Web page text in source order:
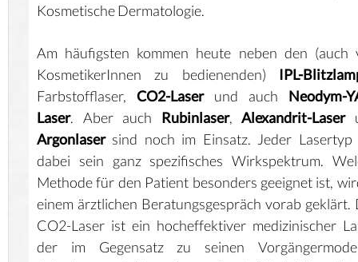
Kosmetische Dermatologie.
Am häufigsten kommen heute neben den (auch
KosmetikerInnen zu bedienenden) IPL-
Farbstofflaser, CO2-Laserund auch Neodym-
Laser. Aber auch Rubinlaser,Alexandrit-Laser
Argonlasersind noch im Einsatz. Jeder Lasertyp
dabei sein ganz spezifisches Wirkspektrum.
Methode für den Patient besonders geeignet ist,
einem ärztlichen Beratungsgespräch vorab geklärt.
CO2-Laser ist ein hocheffektiver medizinischer
der im Gegensatz zu seinen